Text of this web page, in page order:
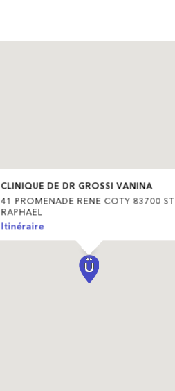
CLINIQUE DE DR GROSSI VANINA
41 PROMENADE RENE COTY 83700 ST
RAPHAEL
Itinéraire